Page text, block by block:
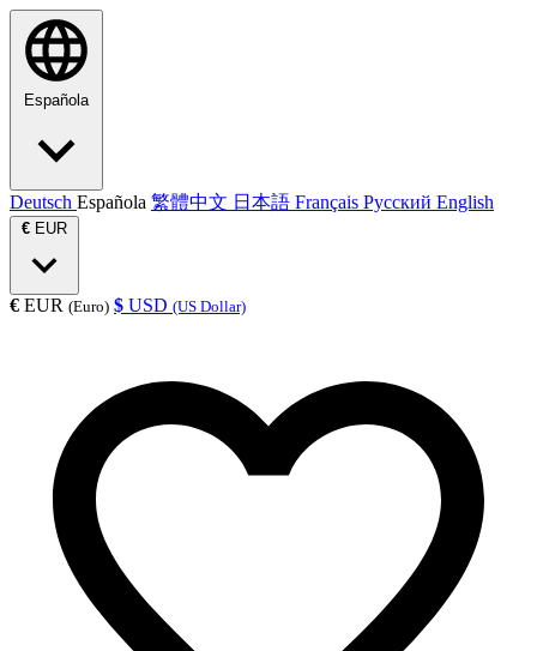
Española
Deutsch Española 繁體中文 日本語 Français Русский English
€ EUR
€ EUR (Euro) $ USD (US Dollar)